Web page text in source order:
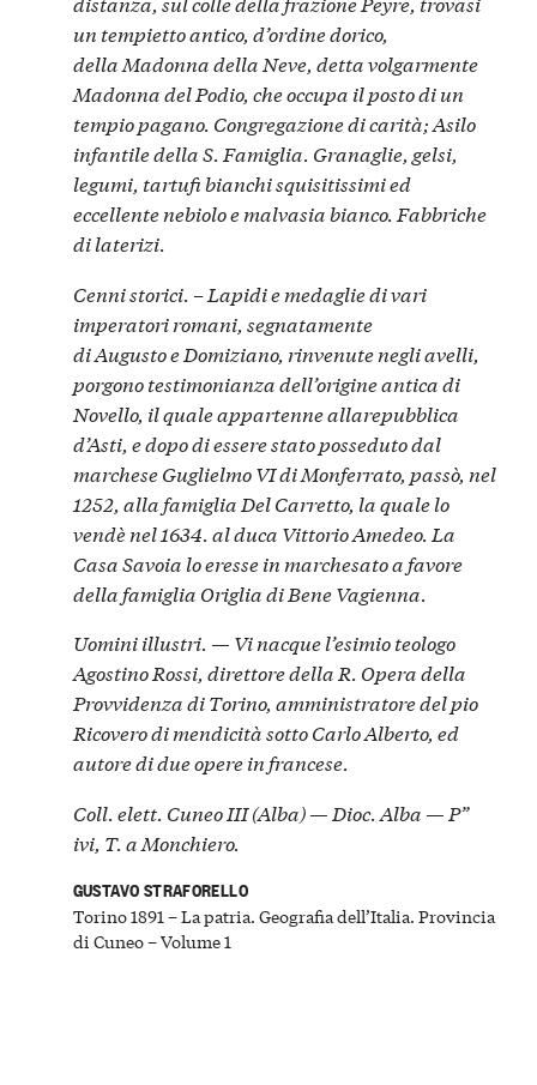
un tempietto antico, d’ordine dorico,
della Madonna della Neve, detta volgarmente
Madonna del Podio, che occupa il posto di un
tempio pagano. Congregazione di carità; Asilo
infantile della S. Famiglia. Granaglie, gelsi,
legumi, tartufi bianchi squisitissimi ed
eccellente nebiolo e malvasia bianco. Fabbriche
di laterizi.
Cenni storici. – Lapidi e medaglie di vari
imperatori romani, segnatamente
di Augusto e Domiziano, rinvenute negli avelli,
porgono testimonianza dell’origine antica di
Novello, il quale appartenne allarepubblica
d’Asti, e dopo di essere stato posseduto dal
marcheseGuglielmo VI di Monferrato, passò, nel
1252, alla famiglia Del Carretto, la quale lo
vendè nel 1634. al duca Vittorio Amedeo. La
Casa Savoia lo eresse in marchesato a favore
della famiglia Origlia di Bene Vagienna.
Uomini illustri. — Vi nacque l’esimio teologo
Agostino Rossi, direttore della R. Opera della
Provvidenza di Torino, amministratore del pio
Ricovero di mendicità sottoCarlo Alberto, ed
autore di due opere in francese.
Coll. elett. Cuneo III (Alba) — Dioc. Alba — P”
ivi, T. a Monchiero.
GUSTAVO STRAFORELLO
Torino 1891 – La patria. Geografia dell’Italia. Provincia
di Cuneo – Volume 1